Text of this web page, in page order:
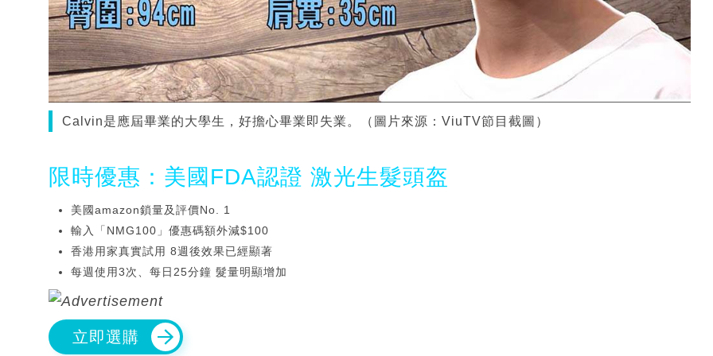
Calvin是應屆畢業的大學生，好擔心畢業即失業。（圖片來源：ViuTV節目截圖）
限時優惠：美國FDA認證 激光生髮頭盔
美國amazon鎖量及評價No. 1
輸入「NMG100」優惠碼額外減$100
香港用家真實試用 8週後效果已經顯著
每週使用3次、每日25分鐘 髮量明顯增加
立即選購